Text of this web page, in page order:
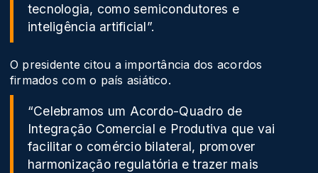
tecnologia, como semicondutores e
inteligência artificial”.
O presidente citou a importância dos acordos
firmados com o país asiático.
“Celebramos um Acordo-Quadro de
Integração Comercial e Produtiva que vai
facilitar o comércio bilateral, promover
harmonização regulatória e trazer mais